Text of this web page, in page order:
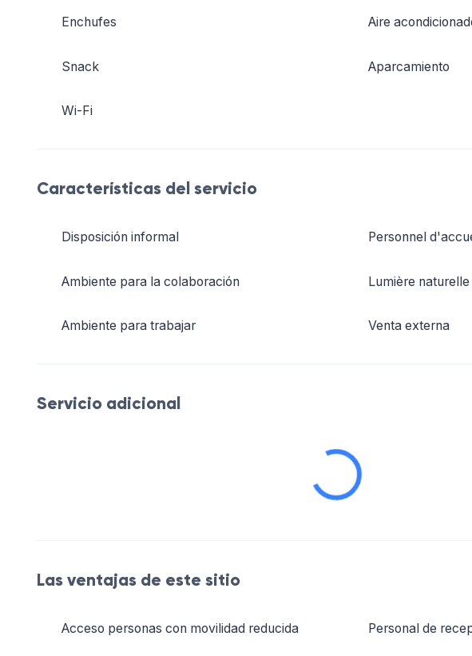
Enchufes
Snack
Wi-Fi
Aire
Aparcamiento
Características del servicio
Disposición informal
Ambiente para la colaboración
Ambiente para trabajar
Personnel
Lumière naturelle
Venta externa
Servicio adicional
Las ventajas de este sitio
Acceso personas con movilidad reducida Personal de